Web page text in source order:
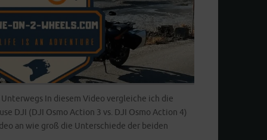
In diesem Video vergleiche ich die
DJI (DJI Osmo Action 3 vs. DJI Osmo Action 4)
an wie groß die Unterschiede der beiden